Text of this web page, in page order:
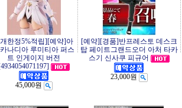
한정5%적립][예약]아
나디아 루미티아 퍼스
트 인게이지 버전
45,000원
[예약][경품]반프레스토 데스크
탑 페이트그랜드오더 아처 타카
스기 신사쿠 피규어
23,000원